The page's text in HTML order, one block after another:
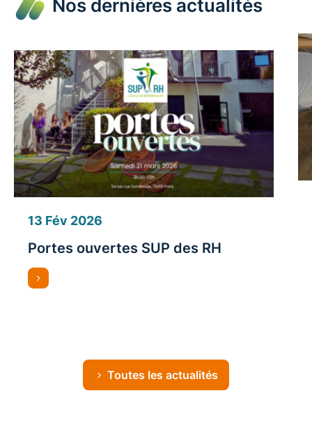
Nos dernières actualités
13 Fév 2026
Portes ouvertes SUP des RH
Toutes les actualités